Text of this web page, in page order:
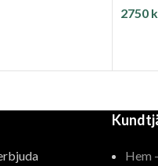
2750
Hem